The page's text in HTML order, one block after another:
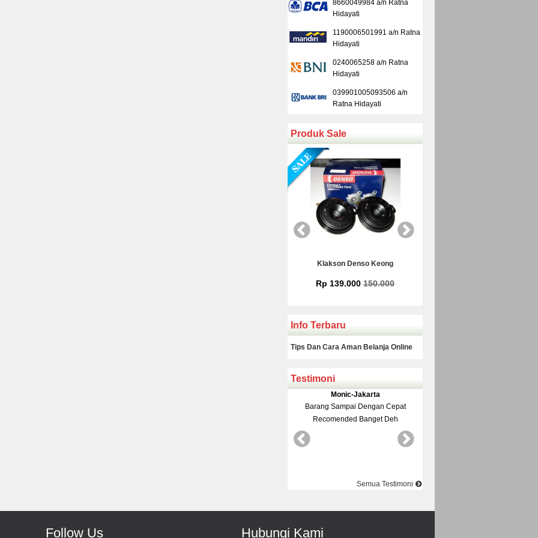
8660049984 a/n Ratna
Hidayati
1190006501991 a/n Ratna
Hidayati
0240065258 a/n Ratna
Hidayati
039901005093506 a/n
Ratna Hidayati
Produk Sale
Kamera Mundur Infrared
Rp 225.000
Info Terbaru
Tips Dan Cara Aman Belanja Online
Testimoni
Yudi-Bekasi
Barang Dan Harga Sesuai Kualitasnya
Top Nya Pake Banget
Semua Testimoni
Follow Us Hubungi Kami